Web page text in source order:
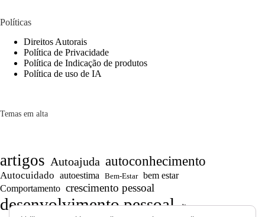
Políticas
Direitos Autorais
Política de Privacidade
Política de Indicação de produtos
Política de uso de IA
Temas em alta
artigos Autoajuda autoconhecimento
Autocuidado autoestima Bem-Estar bem estar
Comportamento crescimento pessoal
desenvolvimento pessoal dicas